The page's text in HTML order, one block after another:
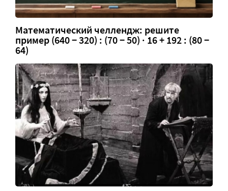
Математический челлендж: решите
пример (640 − 320) : (70 − 50) · 16 + 192 : (80 −
64)